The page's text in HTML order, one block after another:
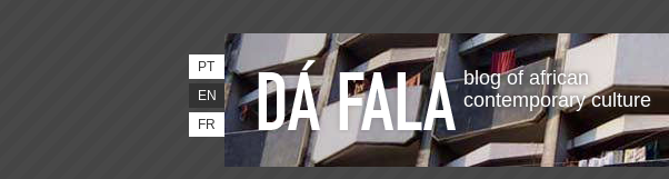
blog of african
contemporary culture
PT
EN
FR